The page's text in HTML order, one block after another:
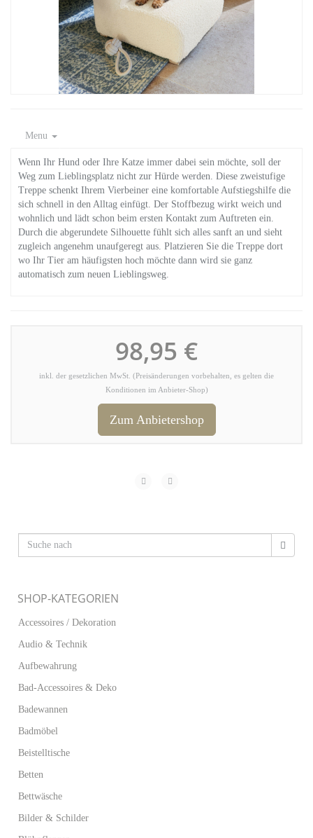
Menu
Wenn Ihr Hund oder Ihre Katze immer dabei sein möchte, soll der
Weg zum Lieblingsplatz nicht zur Hürde werden. Diese zweistufige
Treppe schenkt Ihrem Vierbeiner eine komfortable Aufstiegshilfe die
sich schnell in den Alltag einfügt. Der Stoffbezug wirkt weich und
wohnlich und lädt schon beim ersten Kontakt zum Auftreten ein.
Durch die abgerundete Silhouette fühlt sich alles sanft an und sieht
zugleich angenehm unaufgeregt aus. Platzieren Sie die Treppe dort
wo Ihr Tier am häufigsten hoch möchte dann wird sie ganz
automatisch zum neuen Lieblingsweg.
98,95 €
inkl. der gesetzlichen MwSt. (Preisänderungen vorbehalten, es gelten die
Konditionen im Anbieter-Shop)
Zum Anbietershop
SHOP-KATEGORIEN
Accessoires / Dekoration
Audio & Technik
Aufbewahrung
Bad-Accessoires & Deko
Badewannen
Badmöbel
Beistelltische
Betten
Bettwäsche
Bilder & Schilder